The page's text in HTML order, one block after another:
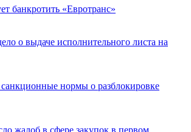
банкротить «Евротранс»
о выдаче исполнительного листа на
нормы о разблокировке
жалоб в сфере закупок в первом